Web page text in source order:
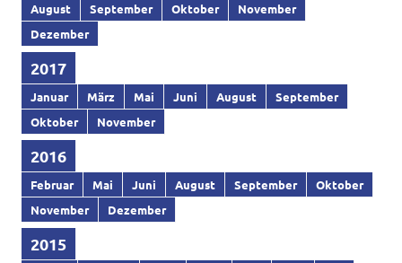
August
September Oktober
November
Dezember
2017
Januar März Mai Juni August
September
Oktober
November
2016
Februar Mai Juni August September
Oktober
November
Dezember
2015